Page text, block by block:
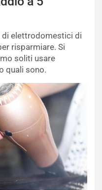
di elettrodomestici di
risparmiare. Si
soliti usare
quali sono.